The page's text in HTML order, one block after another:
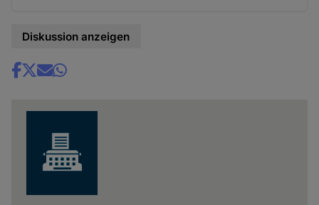
Diskussion anzeigen
Share